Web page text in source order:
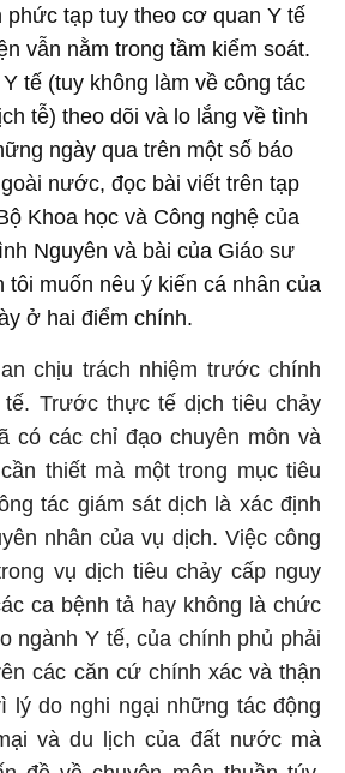
phức tạp tuy theo cơ quan Y tế
vẫn nằm trong tầm kiểm soát.
tế (tuy không làm về công tác
tễ) theo dõi và lo lắng về tình
ngày qua trên một số báo
nước, đọc bài viết trên tạp
Khoa học và Công nghệ của
Nguyên và bài của Giáo sư
tôi muốn nêu ý kiến cá nhân của
ở hai điểm chính.
chịu trách nhiệm trước chính
Trước thực tế dịch tiêu chảy
có các chỉ đạo chuyên môn và
thiết mà một trong mục tiêu
tác giám sát dịch là xác định
nhân của vụ dịch. Việc công
vụ dịch tiêu chảy cấp nguy
ca bệnh tả hay không là chức
ngành Y tế, của chính phủ phải
các căn cứ chính xác và thận
lý do nghi ngại những tác động
và du lịch của đất nước mà